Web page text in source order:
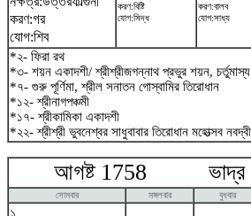
করণ:গর
যোগ:শিব
করণ:বিষ্টি
যোগ:সিদ্ধ
করণ:বালব
যোগ:সাধ্য
*২- ফিরা রথ
*৩- শয়ন একাদশী/ শ্রীশ্রীজগন্নাথ প্রভুর শয়ন,
*৭- গুরু পূর্ণিমা, শ্রীল সনাতন গোস্বামির তিরোধান
*১২- শ্রীনাগপঞ্চমী
*১৭- শ্রীকামিকা একাদশী
*২২- শ্রীশ্রী ভুবনেশ্বর সাধুবাবার তিরোধান মহোত্সব
আগষ্ট 1758 ভাদ্র
সোমবার মঙ্গলবার বুধবার